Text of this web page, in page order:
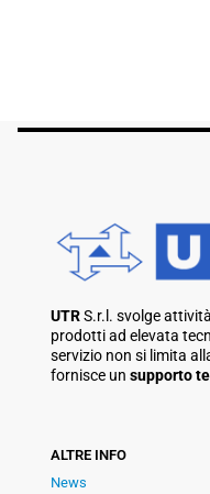
UTRS.r.l. svolge
prodotti ad elevata
servizio non si limita
fornisce un supporto
ALTRE INFO
News